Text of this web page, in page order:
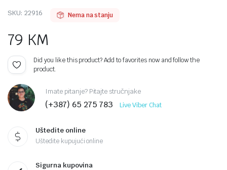
SKU: 22916 Nema na stanju
79 KM
Did you like this product? Add to favorites now and follow the
product.
Imate pitanje? Pitajte stručnjake
(+387) 65 275 783 Live Viber Chat
Uštedite online
Uštedite kupujući online
Sigurna kupovina